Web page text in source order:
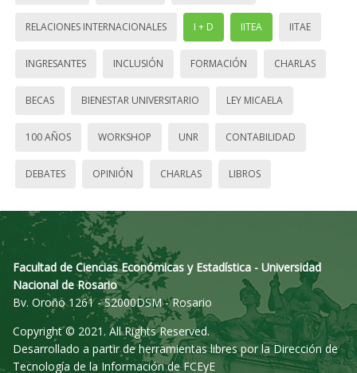
RELACIONES INTERNACIONALES I + D IITEA IITAE
INGRESANTES INCLUSIÓN FORMACIÓN CHARLAS
BECAS BIENESTAR UNIVERSITARIO LEY MICAELA
100 AÑOS WORKSHOP UNR CONTABILIDAD
DEBATES OPINIÓN CHARLAS LIBROS
Facultad de Ciencias Económicas y Estadística - Universidad
Nacional de Rosario
Bv. Oroño 1261 - S2000DSM - Rosario
Copyright © 2021. All Rights Reserved.
Desarrollado a partir de herramientas libres por la Dirección de
Tecnología de la Información de FCEyE